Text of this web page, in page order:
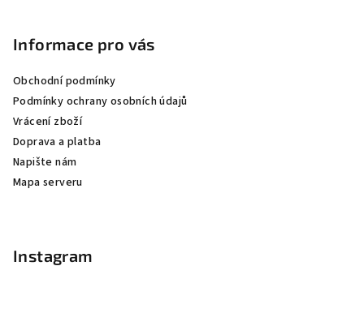
Informace pro vás
Obchodní podmínky
Podmínky ochrany osobních údajů
Vrácení zboží
Doprava a platba
Napište nám
Mapa serveru
Instagram